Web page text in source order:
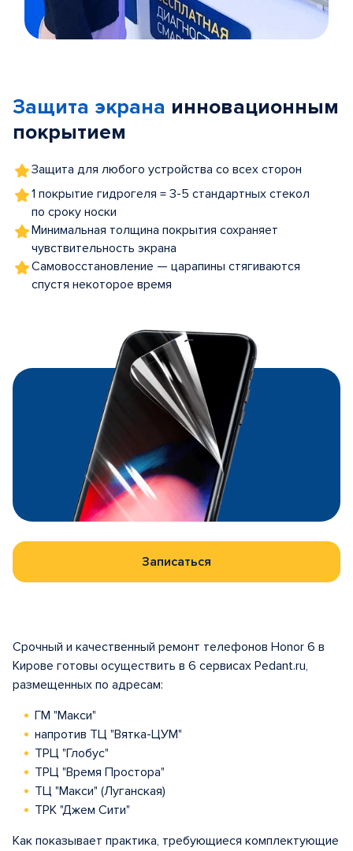
5
Защита экрана инновационным
покрытием
Защита для любого устройства со всех сторон
1 покрытие гидрогеля = 3-5 стандартных стекол
по сроку носки
Минимальная толщина покрытия сохраняет
чувствительность экрана
Самовосстановление — царапины стягиваются
спустя некоторое время
Записаться
Срочный и качественный ремонт телефонов Honor 6 в
Кирове готовы осуществить в 6 сервисах Pedant.ru,
размещенных по адресам:
ГМ "Макси"
напротив ТЦ "Вятка-ЦУМ"
ТРЦ "Глобус"
ТРЦ "Время Простора"
ТЦ "Макси" (Луганская)
ТРК "Джем Сити"
Как показывает практика, требующиеся комплектующие